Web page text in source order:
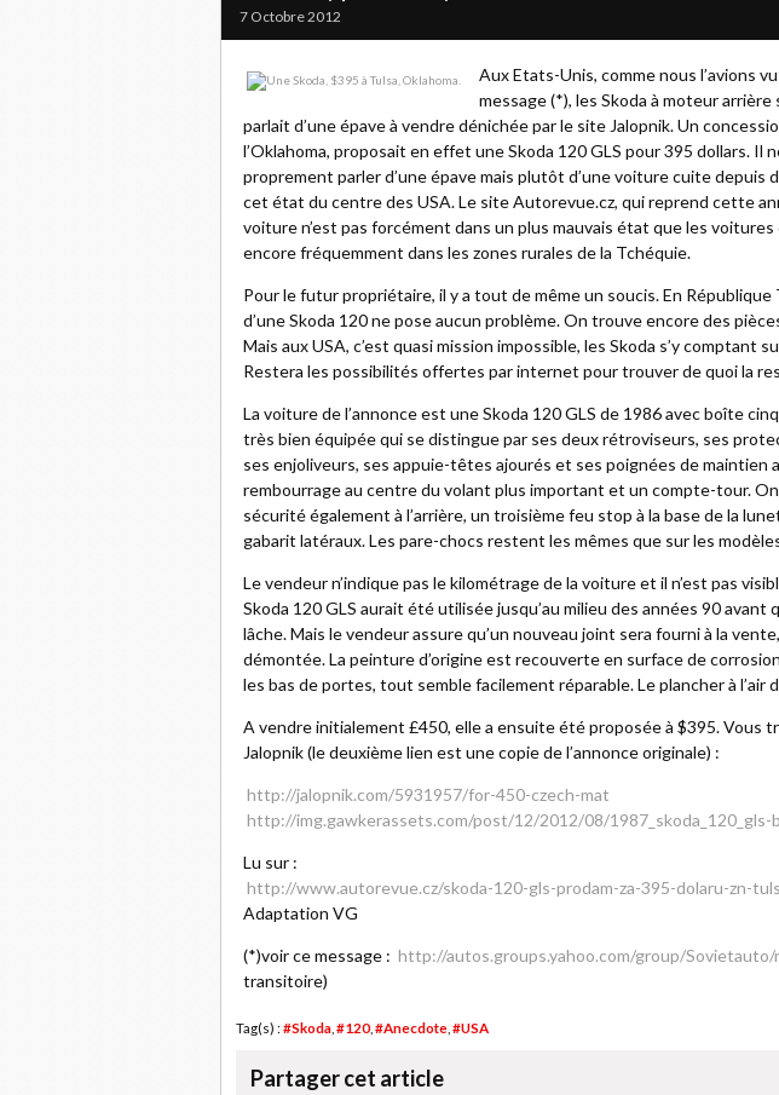
7 Octobre 2012
Aux Etats-Unis, comme nous l’avions
message (*), les Skoda à moteur arrière
parlait d’une épave à vendre dénichée par le site Jalopnik. Un
l’Oklahoma, proposait en effet une Skoda 120 GLS pour 395 dollars. Il
proprement parler d’une épave mais plutôt d’une voiture cuite depuis
cet état du centre des USA. Le site Autorevue.cz, qui reprend cette
voiture n’est pas forcément dans un plus mauvais état que les voitures
encore fréquemment dans les zones rurales de la Tchéquie.
Pour le futur propriétaire, il y a tout de même un soucis. En République
d’une Skoda 120 ne pose aucun problème. On trouve encore des
Mais aux USA, c’est quasi mission impossible, les Skoda s’y comptant
Restera les possibilités offertes par internet pour trouver de quoi la
La voiture de l’annonce est une Skoda 120 GLS de 1986 avec boîte
très bien équipée qui se distingue par ses deux rétroviseurs, ses
ses enjoliveurs, ses appuie-têtes ajourés et ses poignées de maintien
rembourrage au centre du volant plus important et un compte-tour.
sécurité également à l’arrière, un troisième feu stop à la base de la
gabarit latéraux. Les pare-chocs restent les mêmes que sur les
Le vendeur n’indique pas le kilométrage de la voiture et il n’est pas
Skoda 120 GLS aurait été utilisée jusqu’au milieu des années 90 avant
lâche. Mais le vendeur assure qu’un nouveau joint sera fourni à la
démontée. La peinture d’origine est recouverte en surface de
les bas de portes, tout semble facilement réparable. Le plancher à l’air
A vendre initialement £450, elle a ensuite été proposée à $395. Vous
Jalopnik (le deuxième lien est une copie de l’annonce originale) :
http://jalopnik.com/5931957/for-450-czech-mat
http://img.gawkerassets.com/post/12/2012/08/1987_skoda_120_gls-
Lu sur :
http://www.autorevue.cz/skoda-120-gls-prodam-za-395-dolaru-zn-
Adaptation VG
(*)voir ce message : http://autos.groups.yahoo.com/group/Sovietauto/
transitoire)
Tag(s) : #Skoda #120, #Anecdote #USA
Partager cet article